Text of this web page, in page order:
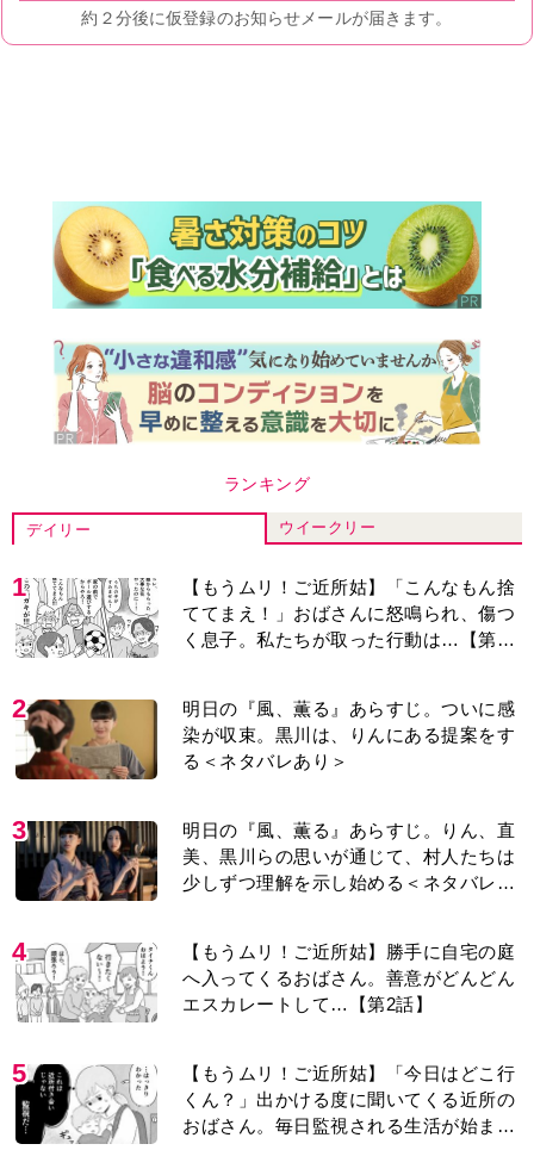
ランキング
デイリー ウイークリー
1
【もうムリ！ご近所姑】「こんなもん捨
ててまえ！」おばさんに怒鳴られ、傷つ
く息子。私たちが取った行動は…【第3
2
明日の『風、薫る』あらすじ。ついに感
染が収束。黒川は、りんにある提案をす
る＜ネタバレあり＞
3
明日の『風、薫る』あらすじ。りん、直
美、黒川らの思いが通じて、村人たちは
少しずつ理解を示し始める＜ネタバレあ
4
【もうムリ！ご近所姑】勝手に自宅の庭
へ入ってくるおばさん。善意がどんどん
エスカレートして…【第2話】
5
【もうムリ！ご近所姑】「今日はどこ行
くん？」出かける度に聞いてくる近所の
おばさん。毎日監視される生活が始ま